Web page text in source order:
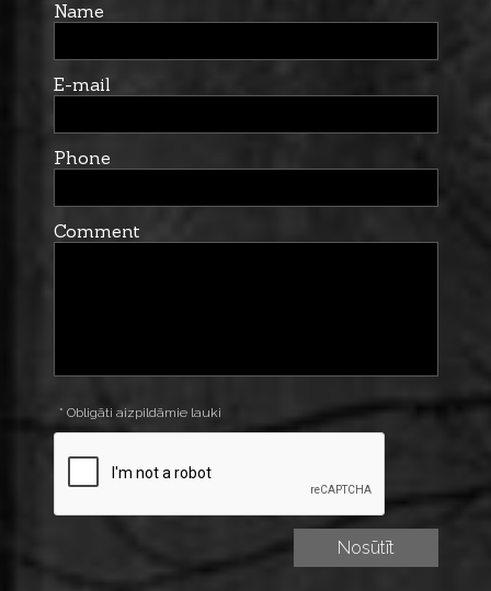
Name
E-mail
Phone
Comment
* Obligāti aizpildāmie lauki